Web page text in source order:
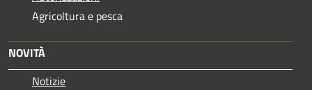
Agricoltura e pesca
NOVITÀ
Notizie